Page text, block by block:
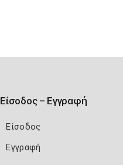
Είσοδος – Εγγραφή
Είσοδος
Εγγραφή